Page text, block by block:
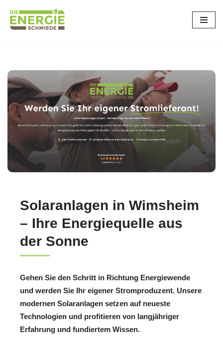
Zum
Solaranlagen in Wimsheim
– Ihre Energiequelle aus
der Sonne
Gehen Sie den Schritt in Richtung Energiewende
und werden Sie Ihr eigener Stromproduzent. Unsere
modernen Solaranlagen setzen auf neueste
Technologien und profitieren von langjähriger
Erfahrung und fundiertem Wissen.